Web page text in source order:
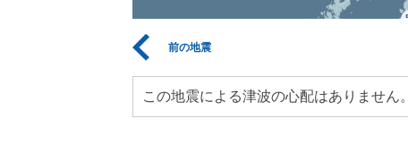
前の地震
この地震による津波の心配はありません。